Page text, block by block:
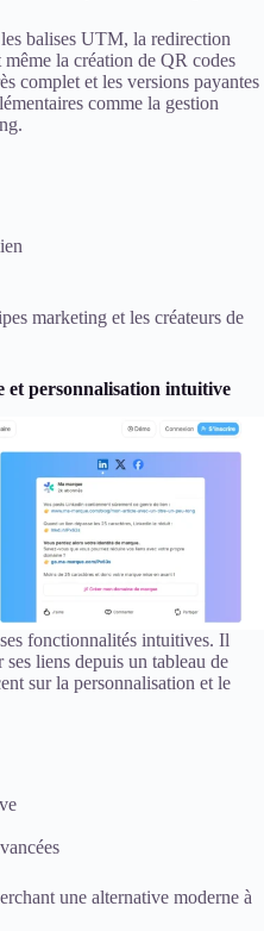
balises UTM, la redirection
la création de QR codes
complet et les versions payantes
comme la gestion
marketing et les créateurs de
et personnalisation intuitive
fonctionnalités intuitives. Il
liens depuis un tableau de
sur la personnalisation et le
une alternative moderne à